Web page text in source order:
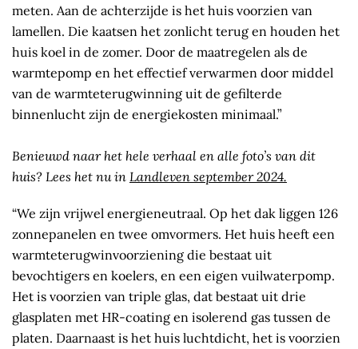
meten. Aan de achterzijde is het huis voorzien van
lamellen. Die kaatsen het zonlicht terug en houden het
huis koel in de zomer. Door de maatregelen als de
warmtepomp en het effectief verwarmen door middel
van de warmteterugwinning uit de gefilterde
binnenlucht zijn de energiekosten minimaal.”
Benieuwd naar het hele verhaal en alle foto’s van dit
huis? Lees het nu in Landleven september 2024.
“We zijn vrijwel energieneutraal. Op het dak liggen 126
zonnepanelen en twee omvormers. Het huis heeft een
warmteterugwinvoorziening die bestaat uit
bevochtigers en koelers, en een eigen vuilwaterpomp.
Het is voorzien van triple glas, dat bestaat uit drie
glasplaten met HR-coating en isolerend gas tussen de
platen. Daarnaast is het huis luchtdicht, het is voorzien